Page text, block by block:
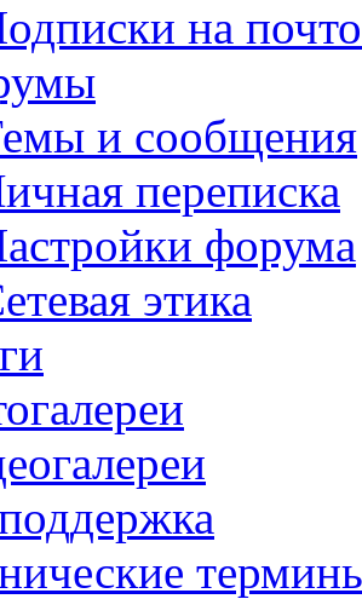
на
и сообщения
переписка
форума
этика